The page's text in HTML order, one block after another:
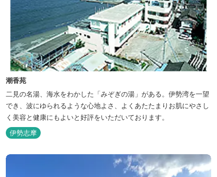
潮香苑
二見の名湯、海水をわかした「みぞぎの湯」がある。伊勢湾を一望
でき、波にゆられるような心地よさ、よくあたたまりお肌にやさし
く美容と健康にもよいと好評をいただいております。
伊勢志摩